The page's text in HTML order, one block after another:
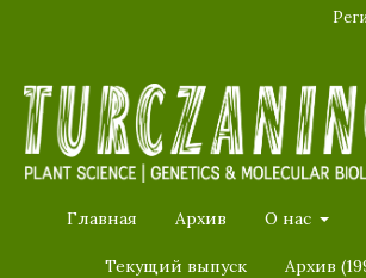
Главная Архив О нас
Текущий выпуск Архив